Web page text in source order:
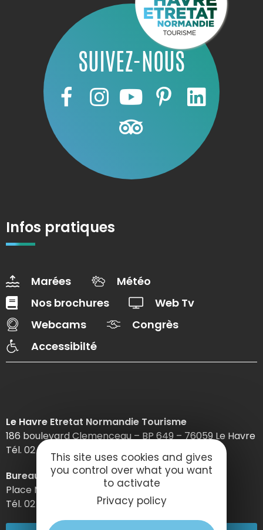
SUIVEZ-NOUS
Infos pratiques
Marées
Météo
Nos brochures
Web Tv
Webcams
Congrès
Accessibilté
Le Havre Etretat Normandie Tourisme
186 boulevard Clemenceau – BP 649 – 76059 Le Havre
Tél. 02 32 74 04 04 –
Bureau d’information d’Etretat
Place Maurice Guillard – 76790 Étretat
Tél. 02 35 27 05 21
This site uses cookies and gives
you control over what you want
to activate
Privacy policy